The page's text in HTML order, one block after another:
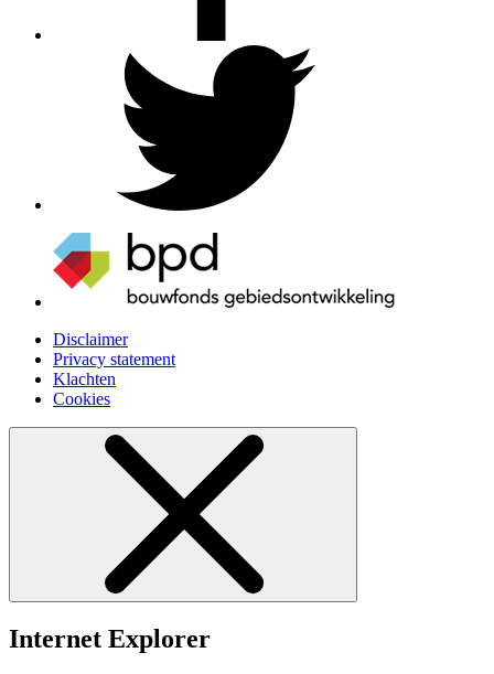
Disclaimer
Privacy statement
Klachten
Cookies
Internet Explorer